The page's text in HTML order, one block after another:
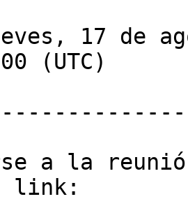
17 de
(UTC)
a la